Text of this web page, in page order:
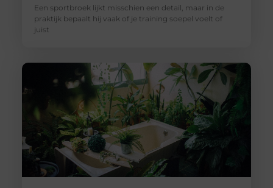
Een sportbroek lijkt misschien een detail, maar in de
praktijk bepaalt hij vaak of je training soepel voelt of
juist